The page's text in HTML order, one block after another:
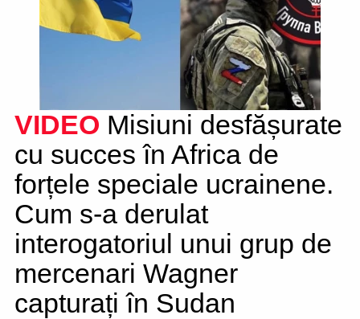
VIDEO Misiuni desfășurate
cu succes în Africa de
forțele speciale ucrainene.
Cum s-a derulat
interogatoriul unui grup de
mercenari Wagner
capturați în Sudan